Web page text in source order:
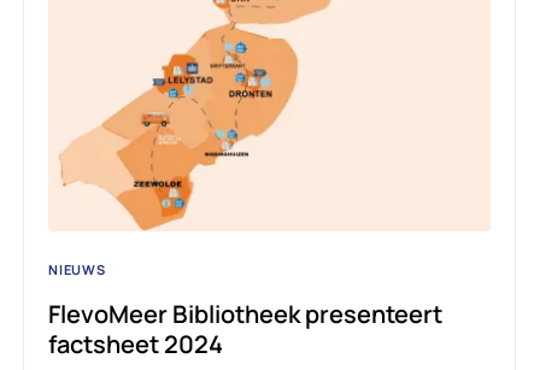
NIEUWS
FlevoMeer Bibliotheek presenteert
factsheet 2024